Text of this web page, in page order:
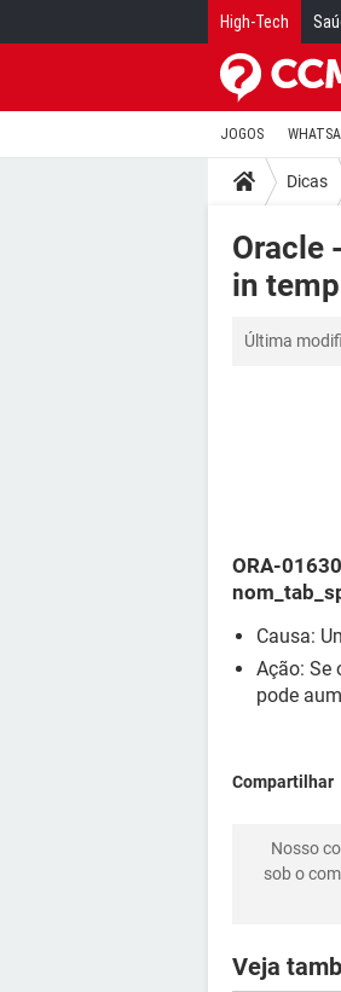
High-Tech
JOGOS
Dicas
Oracle
in
Última
ORA-
Causa:
Ação: Se
pode
Compartilhar
Nosso
sob o
Veja